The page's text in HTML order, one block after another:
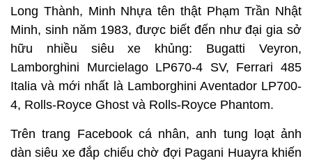
Long Thành, Minh Nhựa tên thật Phạm Trần Nhật
Minh, sinh năm 1983, được biết đến như đại gia sở
hữu nhiều siêu xe khủng: Bugatti Veyron,
Lamborghini Murcielago LP670-4 SV, Ferrari 485
Italia và mới nhất là Lamborghini Aventador LP700-
4, Rolls-Royce Ghost và Rolls-Royce Phantom.
Trên trang Facebook cá nhân, anh tung loạt ảnh
dàn siêu xe đắp chiếu chờ đợi Pagani Huayra khiến